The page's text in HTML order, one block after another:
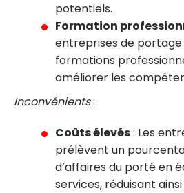
potentiels.
Formation
entreprises de
formations
améliorer les
Inconvénients:
Coûts élevés: Les
prélèvent un
d’affaires du porté en
services, réduisant